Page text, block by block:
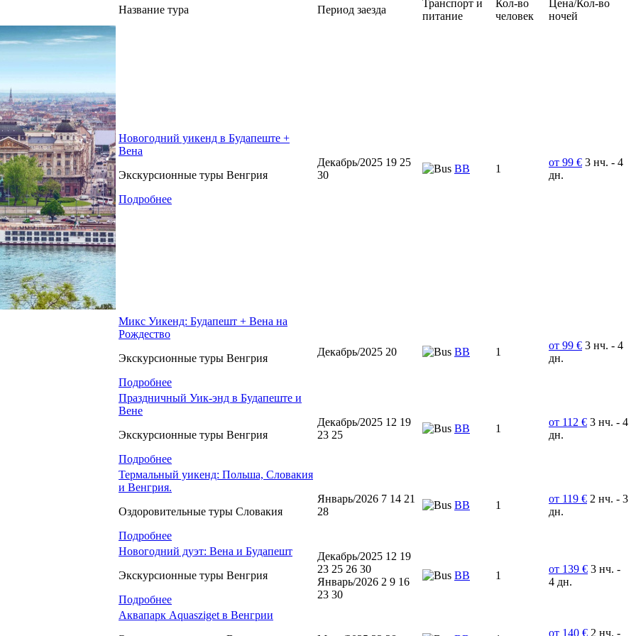
Название тура Период заезда
Транспорт и
питание
Кол-во
человек
Цена/Кол-во
ночей
Новогодний уикенд в Будапеште +
Вена
Экскурсионные туры Венгрия
Подробнее
Декабрь/2025 19 25
30
BB 1
от 99 € 3 нч. - 4
дн.
Микс Уикенд: Будапешт + Вена на
Рождество
Экскурсионные туры Венгрия
Подробнее
Декабрь/2025 20 BB 1
от 99 € 3 нч. - 4
дн.
Праздничный Уик-энд в Будапеште и
Вене
Экскурсионные туры Венгрия
Подробнее
Декабрь/2025 12 19
23 25
ВВ 1
от 112 € 3 нч. - 4
дн.
Термальный уикенд: Польша, Словакия
и Венгрия.
Оздоровительные туры Словакия
Подробнее
Январь/2026 7 14 21
28
ВВ 1
от 119 € 2 нч. - 3
дн.
Новогодний дуэт: Вена и Будапешт
Экскурсионные туры Венгрия
Подробнее
Декабрь/2025 12 19
23 25 26 30
Январь/2026 2 9 16
23 30
BB 1
от 139 € 3 нч. -
4 дн.
Аквапарк Aquasziget в Венгрии
от 140 € 2 нч. -